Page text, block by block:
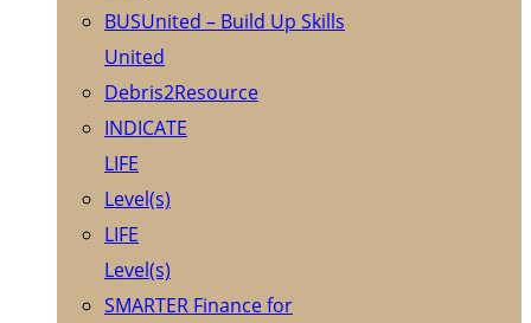
BUSUnited – Build Up Skills
United
Debris2Resource
INDICATE
LIFE
Level(s)
LIFE
Level(s)
SMARTER Finance for